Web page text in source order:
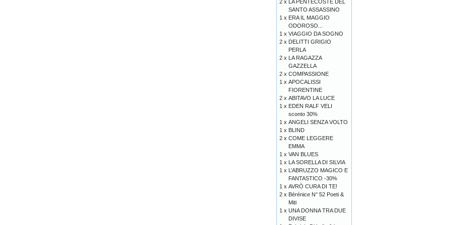
2 x
LA PENTECOSTE DEL
SANTO ASSASSINO
1 x ERA IL MAGGIO
ODOROSO...
1 x VIAGGIO DA SOGNO
2 x DELITTI GRIGIO
PERLA
2 x LA RAGAZZA
GAZZELLA
2 x COMPASSIONE
1 x APOCALISSI
FIORENTINE
2 x ABITAVO LA LUCE
1 x EDEN RALF VELI
sconto 30%
1 x ANGELI SENZA VOLTO
1 x BLIND
2 x COME LEGGERE
EMMA
1 x VAN BLUES
1 x LA SORELLA DI SILVIA
1 x L’ABRUZZO MAGICO E
FANTASTICO -30%
1 x AVRÒ CURA DI TE!
2 x Bérénice N° 52 Poeti &
Miti
1 x UNA DONNA TRA DUE
DIVISE